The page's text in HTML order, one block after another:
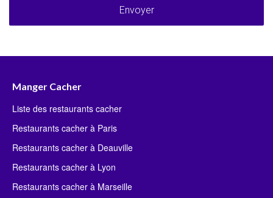
Envoyer
Manger Cacher
Liste des restaurants cacher
Restaurants cacher à Paris
Restaurants cacher à Deauville
Restaurants cacher à Lyon
Restaurants cacher à Marseille